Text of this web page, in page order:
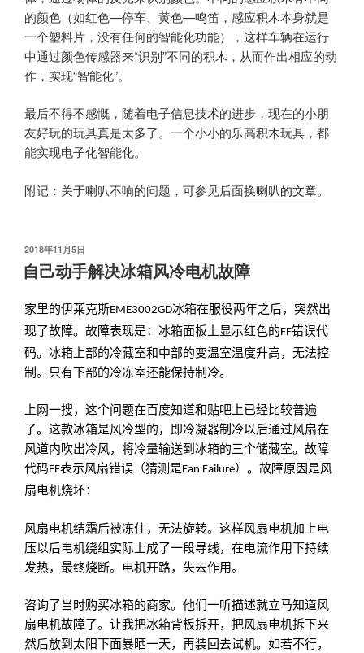
的颜色（如红色—停车、黄色—鸣笛，感应积木本身就是
一个塑料片，没有任何的智能化功能），这样车辆在运行
中通过颜色传感器来“识别”不同的积木，从而作出相应的动
作，实现“智能化”。
最后不得不感慨，随着电子信息技术的进步，现在的小朋
友好玩的玩具真是太多了。一个小小的乐高积木玩具，都
能实现电子化智能化。
附记：关于喇叭不响的问题，可参见后面换喇叭的文章。
发
布
于
2018年11月5日
自己动手解决冰箱风冷电机故障
家里的伊莱克斯EME3002GD冰箱在服役两年之后，突然出
现了故障。故障表现是：冰箱面板上显示红色的 FF错误代
码。冰箱上部的冷藏室和中部的变温室温度升高，无法控
制。只有下部的冷冻室还能保持制冷。
上网一搜，这个问题在百度知道和贴吧上已经比较普遍
了。这款冰箱是风冷型的，即冷凝器制冷以后通过风扇在
风道内吹出冷风，将冷量输送到冰箱的三个储藏室。故障
代码FF表示风扇错误（猜测是Fan Failure）。故障原因是风
扇电机烧坏：
风扇电机结霜后被冻住，无法旋转。这样风扇电机加上电
压以后电机绕组实际上成了一段导线，在电流作用下持续
发热，最终烧断。电机开路，失去作用。
咨询了当时购买冰箱的商家。他们一听描述就立马知道风
扇电机故障了。让我把冰箱背板拆开，把风扇电机拆下来
然后放到太阳下面暴晒一天，再装回去试机。如若不行，